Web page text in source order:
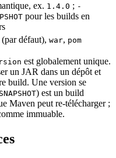
ex. 1.4.0 ; -
pour les builds en
(par défaut), war, pom
est globalement unique.
un JAR dans un dépôt et
build. Une version se
) est un build
Maven peut re-télécharger ;
immuable.